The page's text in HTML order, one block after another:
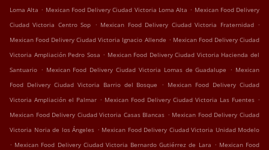
Loma Alta . Mexican Food Delivery Ciudad Victoria Loma Alta . Mexican Food Delivery
Ciudad Victoria Centro Sop . Mexican Food Delivery Ciudad Victoria Fraternidad .
Mexican Food Delivery Ciudad Victoria Ignacio Allende . Mexican Food Delivery Ciudad
Victoria Ampliación Pedro Sosa . Mexican Food Delivery Ciudad Victoria Hacienda del
Santuario . Mexican Food Delivery Ciudad Victoria Lomas de Guadalupe . Mexican
Food Delivery Ciudad Victoria Barrio del Bosque
. Mexican Food Delivery Ciudad
Victoria Ampliación el Palmar . Mexican Food Delivery Ciudad Victoria Las Fuentes .
Mexican Food Delivery Ciudad Victoria Casas Blancas . Mexican Food Delivery Ciudad
Victoria Noria de los Ángeles . Mexican Food Delivery Ciudad Victoria Unidad Modelo
. Mexican Food Delivery Ciudad Victoria Bernardo Gutiérrez de Lara . Mexican Food